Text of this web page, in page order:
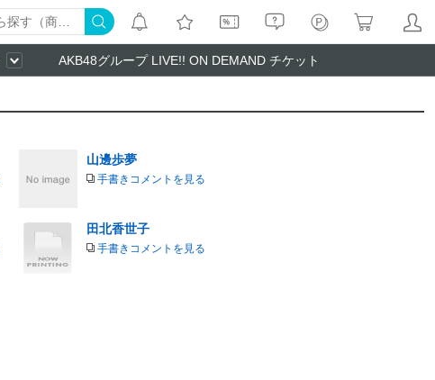
AKB48グループ LIVE!! ON DEMAND チケット
山邊歩夢
手書きコメントを見る
田北香世子
手書きコメントを見る